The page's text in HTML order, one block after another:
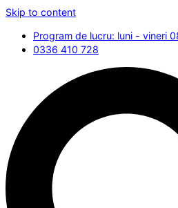
Skip to content
Program de lucru: luni - vineri
0336 410 728